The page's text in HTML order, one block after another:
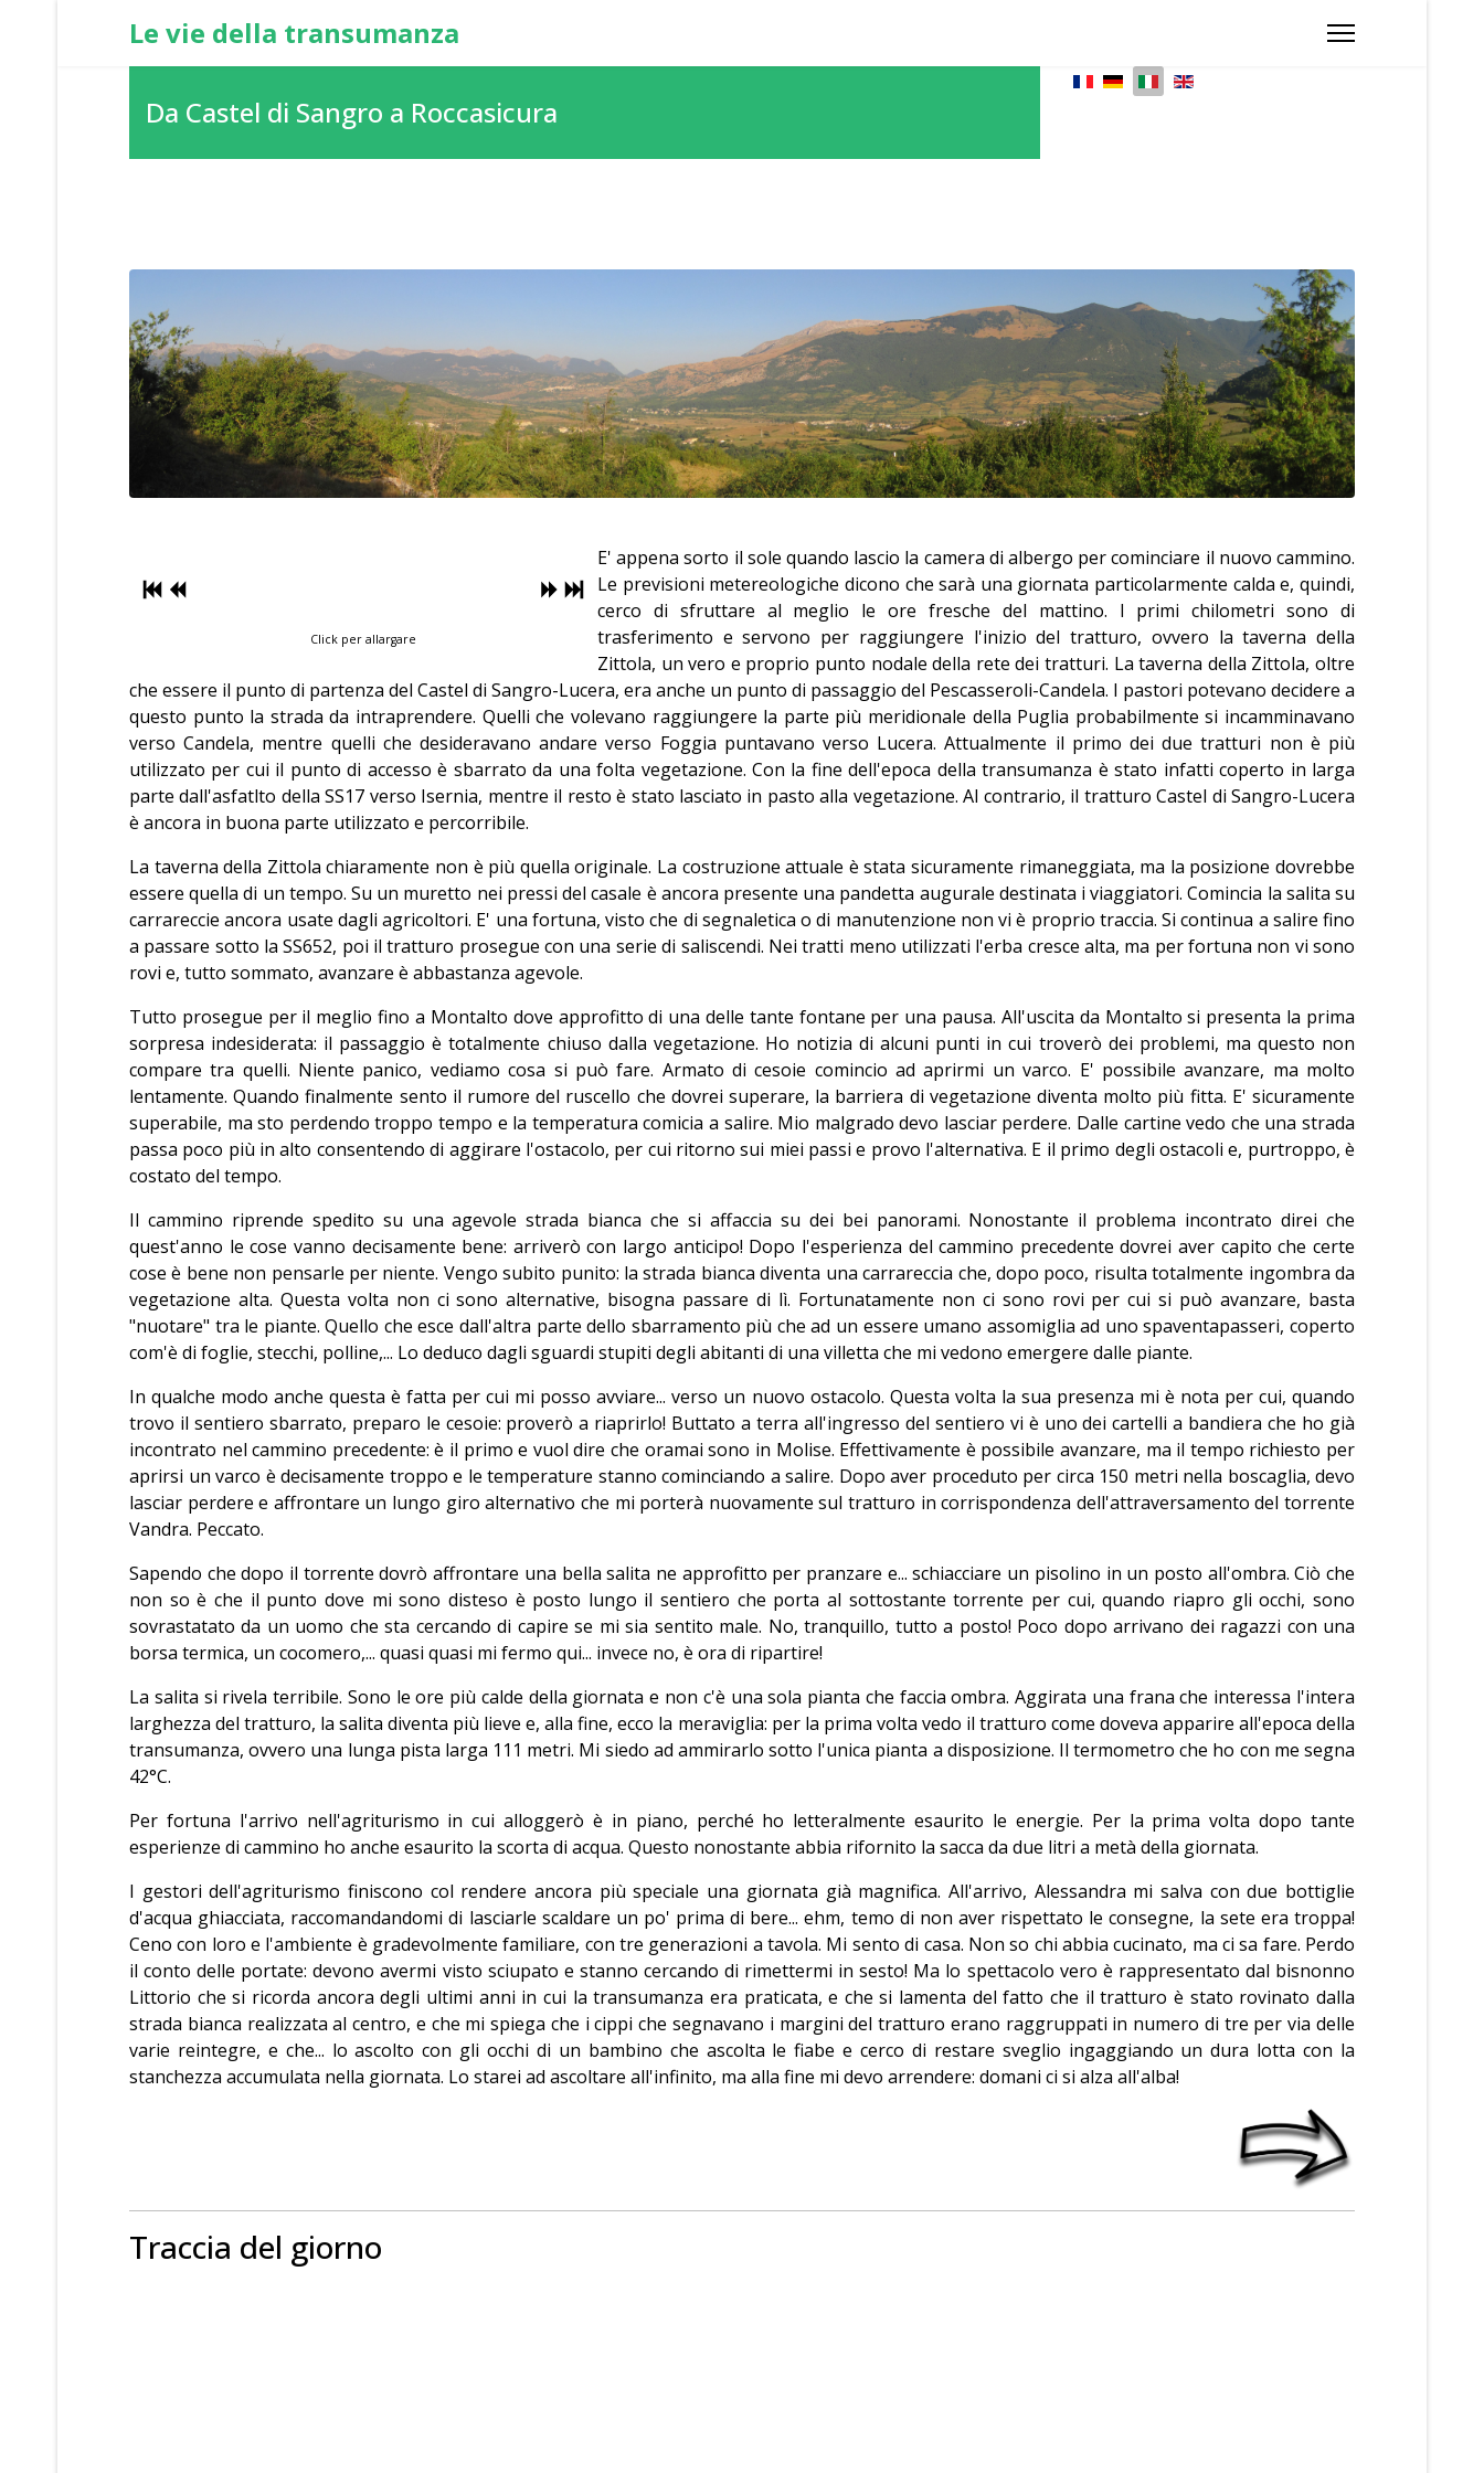
Le vie della transumanza
Da Castel di Sangro a Roccasicura
Seleziona la tua lingua
Click per allargare
E' appena sorto il sole quando lascio la camera di albergo per cominciare il nuovo cammino.
Le previsioni metereologiche dicono che sarà una giornata particolarmente calda e, quindi,
cerco di sfruttare al meglio le ore fresche del mattino. I primi chilometri sono di
trasferimento e servono per raggiungere l'inizio del tratturo, ovvero la taverna della
Zittola, un vero e proprio punto nodale della rete dei tratturi. La taverna della Zittola, oltre
che essere il punto di partenza del Castel di Sangro-Lucera, era anche un punto di passaggio del Pescasseroli-Candela. I pastori potevano decidere a
questo punto la strada da intraprendere. Quelli che volevano raggiungere la parte più meridionale della Puglia probabilmente si incamminavano
verso Candela, mentre quelli che desideravano andare verso Foggia puntavano verso Lucera. Attualmente il primo dei due tratturi non è più
utilizzato per cui il punto di accesso è sbarrato da una folta vegetazione. Con la fine dell'epoca della transumanza è stato infatti coperto in larga
parte dall'asfatlto della SS17 verso Isernia, mentre il resto è stato lasciato in pasto alla vegetazione. Al contrario, il tratturo Castel di Sangro-Lucera
è ancora in buona parte utilizzato e percorribile.
La taverna della Zittola chiaramente non è più quella originale. La costruzione attuale è stata sicuramente rimaneggiata, ma la posizione dovrebbe
essere quella di un tempo. Su un muretto nei pressi del casale è ancora presente una pandetta augurale destinata i viaggiatori. Comincia la salita su
carrareccie ancora usate dagli agricoltori. E' una fortuna, visto che di segnaletica o di manutenzione non vi è proprio traccia. Si continua a salire fino
a passare sotto la SS652, poi il tratturo prosegue con una serie di saliscendi. Nei tratti meno utilizzati l'erba cresce alta, ma per fortuna non vi sono
rovi e, tutto sommato, avanzare è abbastanza agevole.
Tutto prosegue per il meglio fino a Montalto dove approfitto di una delle tante fontane per una pausa. All'uscita da Montalto si presenta la prima
sorpresa indesiderata: il passaggio è totalmente chiuso dalla vegetazione. Ho notizia di alcuni punti in cui troverò dei problemi, ma questo non
compare tra quelli. Niente panico, vediamo cosa si può fare. Armato di cesoie comincio ad aprirmi un varco. E' possibile avanzare, ma molto
lentamente. Quando finalmente sento il rumore del ruscello che dovrei superare, la barriera di vegetazione diventa molto più fitta. E' sicuramente
superabile, ma sto perdendo troppo tempo e la temperatura comicia a salire. Mio malgrado devo lasciar perdere. Dalle cartine vedo che una strada
passa poco più in alto consentendo di aggirare l'ostacolo, per cui ritorno sui miei passi e provo l'alternativa. E il primo degli ostacoli e, purtroppo, è
costato del tempo.
Il cammino riprende spedito su una agevole strada bianca che si affaccia su dei bei panorami. Nonostante il problema incontrato direi che
quest'anno le cose vanno decisamente bene: arriverò con largo anticipo! Dopo l'esperienza del cammino precedente dovrei aver capito che certe
cose è bene non pensarle per niente. Vengo subito punito: la strada bianca diventa una carrareccia che, dopo poco, risulta totalmente ingombra da
vegetazione alta. Questa volta non ci sono alternative, bisogna passare di lì. Fortunatamente non ci sono rovi per cui si può avanzare, basta
"nuotare" tra le piante. Quello che esce dall'altra parte dello sbarramento più che ad un essere umano assomiglia ad uno spaventapasseri, coperto
com'è di foglie, stecchi, polline,... Lo deduco dagli sguardi stupiti degli abitanti di una villetta che mi vedono emergere dalle piante.
In qualche modo anche questa è fatta per cui mi posso avviare... verso un nuovo ostacolo. Questa volta la sua presenza mi è nota per cui, quando
trovo il sentiero sbarrato, preparo le cesoie: proverò a riaprirlo! Buttato a terra all'ingresso del sentiero vi è uno dei cartelli a bandiera che ho già
incontrato nel cammino precedente: è il primo e vuol dire che oramai sono in Molise. Effettivamente è possibile avanzare, ma il tempo richiesto per
aprirsi un varco è decisamente troppo e le temperature stanno cominciando a salire. Dopo aver proceduto per circa 150 metri nella boscaglia, devo
lasciar perdere e affrontare un lungo giro alternativo che mi porterà nuovamente sul tratturo in corrispondenza dell'attraversamento del torrente
Vandra. Peccato.
Sapendo che dopo il torrente dovrò affrontare una bella salita ne approfitto per pranzare e... schiacciare un pisolino in un posto all'ombra. Ciò che
non so è che il punto dove mi sono disteso è posto lungo il sentiero che porta al sottostante torrente per cui, quando riapro gli occhi, sono
sovrastatato da un uomo che sta cercando di capire se mi sia sentito male. No, tranquillo, tutto a posto! Poco dopo arrivano dei ragazzi con una
borsa termica, un cocomero,... quasi quasi mi fermo qui... invece no, è ora di ripartire!
La salita si rivela terribile. Sono le ore più calde della giornata e non c'è una sola pianta che faccia ombra. Aggirata una frana che interessa l'intera
larghezza del tratturo, la salita diventa più lieve e, alla fine, ecco la meraviglia: per la prima volta vedo il tratturo come doveva apparire all'epoca della
transumanza, ovvero una lunga pista larga 111 metri. Mi siedo ad ammirarlo sotto l'unica pianta a disposizione. Il termometro che ho con me segna
42°C.
Per fortuna l'arrivo nell'agriturismo in cui alloggerò è in piano, perché ho letteralmente esaurito le energie. Per la prima volta dopo tante
esperienze di cammino ho anche esaurito la scorta di acqua. Questo nonostante abbia rifornito la sacca da due litri a metà della giornata.
I gestori dell'agriturismo finiscono col rendere ancora più speciale una giornata già magnifica. All'arrivo, Alessandra mi salva con due bottiglie
d'acqua ghiacciata, raccomandandomi di lasciarle scaldare un po' prima di bere... ehm, temo di non aver rispettato le consegne, la sete era troppa!
Ceno con loro e l'ambiente è gradevolmente familiare, con tre generazioni a tavola. Mi sento di casa. Non so chi abbia cucinato, ma ci sa fare. Perdo
il conto delle portate: devono avermi visto sciupato e stanno cercando di rimettermi in sesto! Ma lo spettacolo vero è rappresentato dal bisnonno
Littorio che si ricorda ancora degli ultimi anni in cui la transumanza era praticata, e che si lamenta del fatto che il tratturo è stato rovinato dalla
strada bianca realizzata al centro, e che mi spiega che i cippi che segnavano i margini del tratturo erano raggruppati in numero di tre per via delle
varie reintegre, e che... lo ascolto con gli occhi di un bambino che ascolta le fiabe e cerco di restare sveglio ingaggiando un dura lotta con la
stanchezza accumulata nella giornata. Lo starei ad ascoltare all'infinito, ma alla fine mi devo arrendere: domani ci si alza all'alba!
Traccia del giorno